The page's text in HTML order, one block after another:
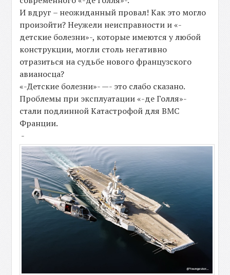
И вдруг – неожиданный провал! Как это могло
произойти? Неужели неисправности и «-
детские болезни»-, которые имеются у любой
конструкции, могли столь негативно
отразиться на судьбе нового французского
авианосца?
«-Детские болезни»- —- это слабо сказано.
Проблемы при эксплуатации «-де Голля»-
стали подлинной Катастрофой для ВМС
Франции.
-